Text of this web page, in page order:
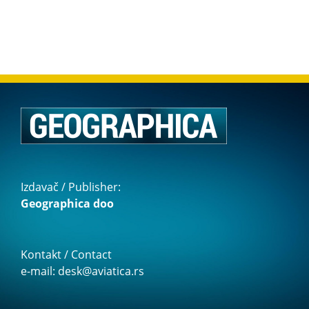
Izdavač / Publisher:
Geographica doo
Kontakt / Contact
e-mail: desk@aviatica.rs